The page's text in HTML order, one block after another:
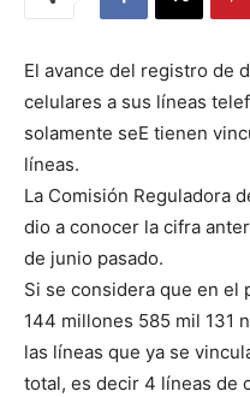
El avance del registro de
celulares a sus líneas
solamente seE tienen
líneas.
La Comisión Reguladora
dio a conocer la cifra
de junio pasado.
Si se considera que en el
144 millones 585 mil 131
las líneas que ya se
total, es decir 4 líneas de